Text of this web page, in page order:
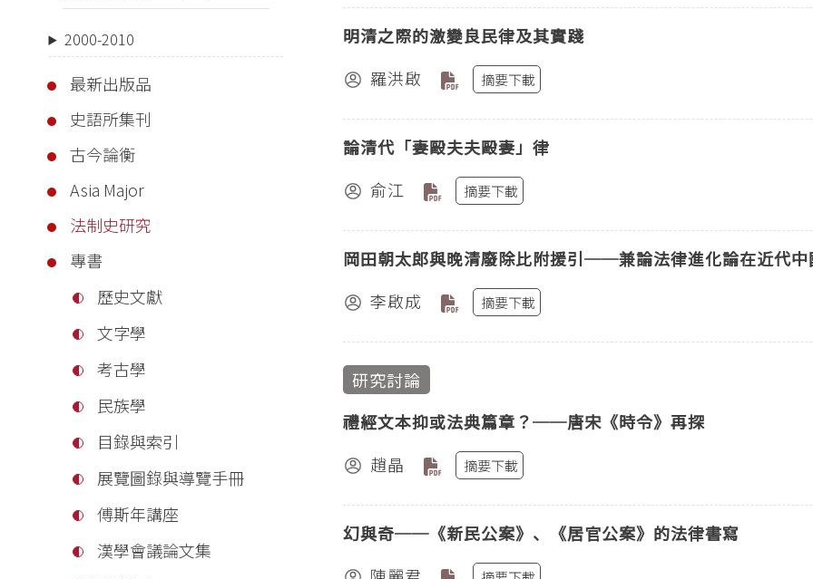
2000-2010
最新出版品
史語所集刊
古今論衡
Asia Major
法制史研究
專書
歷史文獻
文字學
考古學
民族學
目錄與索引
展覽圖錄與導覽手冊
傅斯年講座
漢學會議論文集
明清之際的激變良民律及其實踐
羅洪啟
摘要下載
論清代「妻毆夫夫毆妻」律
俞江
摘要下載
岡田朝太郎與晚清廢除比附援引──兼論法律進化論在近代中
李啟成
摘要下載
研究討論
禮經文本抑或法典篇章？──唐宋《時令》再探
趙晶
摘要下載
幻與奇──《新民公案》、《居官公案》的法律書寫